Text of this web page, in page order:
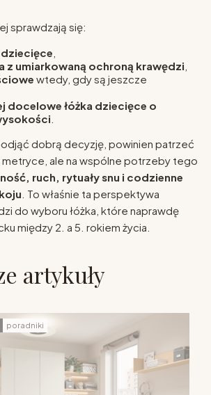
sprawdzają się:
dziecięce
z umiarkowaną ochroną krawędzi
wtedy, gdy są jeszcze
docelowe łóżka dziecięce o
dobrą decyzję, powinien patrzeć
metryce, ale na wspólne potrzeby tego
ruch, rytuały snu i codzienne
. To właśnie ta perspektywa
do wyboru łóżka, które naprawdę
między 2. a 5. rokiem życia.
artykuły
poradniki